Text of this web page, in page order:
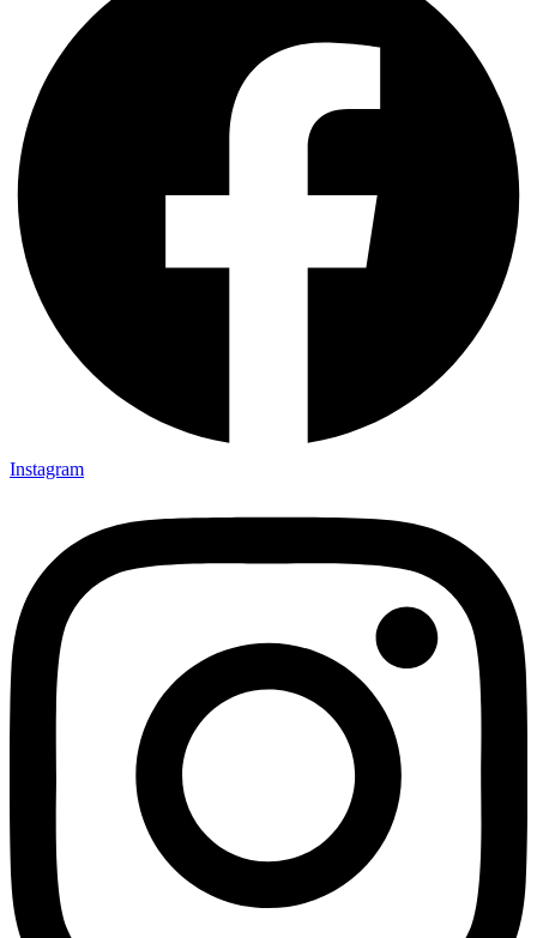
Instagram